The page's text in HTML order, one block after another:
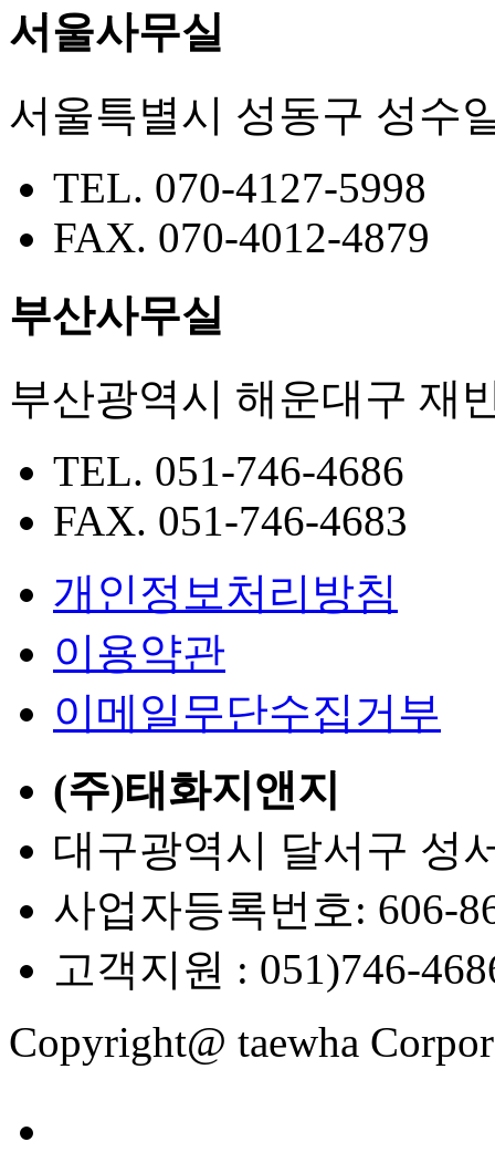
서울사무실
서울특별시 성동구 성수
TEL. 070-4127-5998
FAX. 070-4012-4879
부산사무실
부산광역시 해운대구 재
TEL. 051-746-4686
FAX. 051-746-4683
개인정보처리방침
이용약관
이메일무단수집거부
(주)태화지앤지
대구광역시 달서구 성
사업자등록번호: 606-
고객지원 : 051)746-
Copyright@ taewha